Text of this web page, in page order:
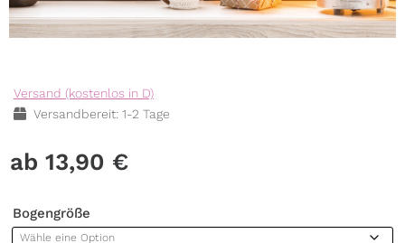
Versand (kostenlos in D)
Versandbereit: 1-2 Tage
13,90 €
Bogengröße